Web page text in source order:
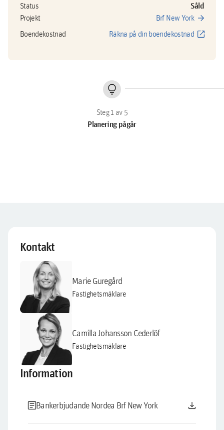
Status Såld
Projekt Brf New York arrow_forward
Boendekostnad Räkna på din boendekostnad open_in_new
lightbulb
Planering pågår
Kontakt
Marie Guregård
Fastighetsmäklare
Camilla Johansson Cederlöf
Fastighetsmäklare
Information
articleBankerbjudande Nordea Brf New York download